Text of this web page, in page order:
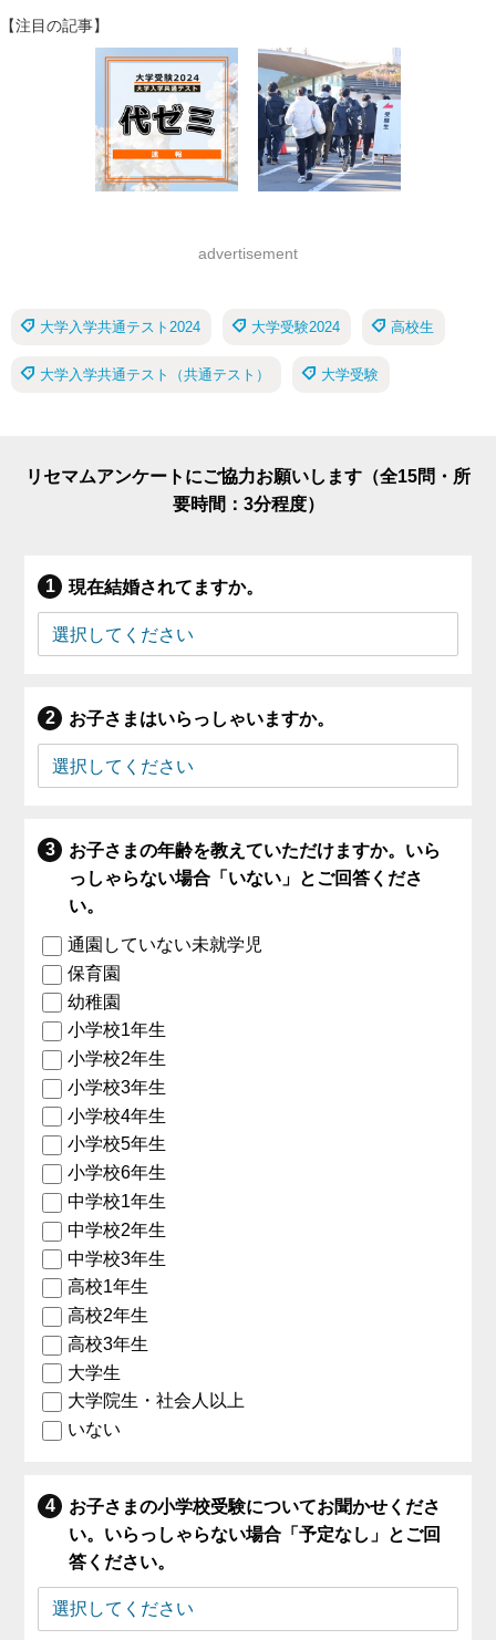
【注目の記事】
advertisement
大学入学共通テスト2024 大学受験2024 高校生
大学入学共通テスト（共通テスト） 大学受験
リセマムアンケートにご協力お願いします（全15問・所
要時間：3分程度）
現在結婚されてますか。
お子さまはいらっしゃいますか。
お子さまの年齢を教えていただけますか。いら
っしゃらない場合「いない」とご回答くださ
い。
通園していない未就学児
保育園
幼稚園
小学校1年生
小学校2年生
小学校3年生
小学校4年生
小学校5年生
小学校6年生
中学校1年生
中学校2年生
中学校3年生
高校1年生
高校2年生
高校3年生
大学生
大学院生・社会人以上
いない
お子さまの小学校受験についてお聞かせくださ
い。いらっしゃらない場合「予定なし」とご回
答ください。